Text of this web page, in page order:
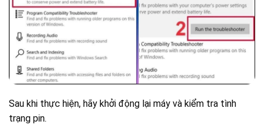
Sau khi thực hiện, hãy khởi động lại máy và kiểm tra tình
trạng pin.